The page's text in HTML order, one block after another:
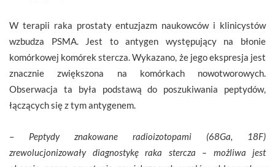
W terapii raka prostaty entuzjazm naukowców i klinicystów
wzbudza PSMA. Jest to antygen występujący na błonie
komórkowej komórek stercza. Wykazano, że jego ekspresja jest
znacznie zwiększona na komórkach nowotworowych.
Obserwacja ta była podstawą do poszukiwania peptydów,
łączących się z tym antygenem.
– Peptydy znakowane radioizotopami (68Ga, 18F)
zrewolucjonizowały diagnostykę raka stercza – możliwa jest